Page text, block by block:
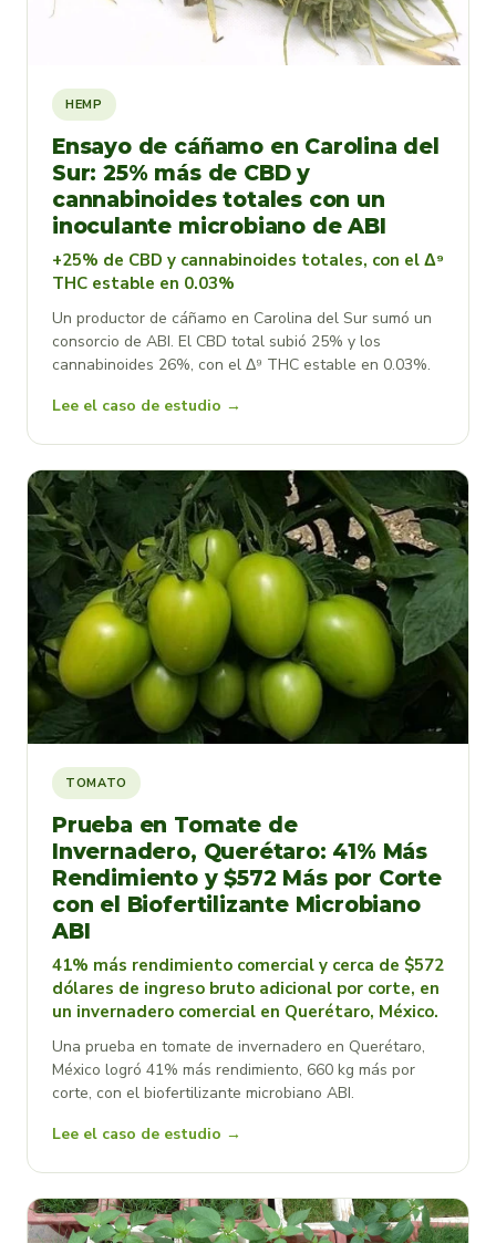
HEMP
Ensayo de cáñamo en Carolina del
Sur: 25% más de CBD y
cannabinoides totales con un
inoculante microbiano de ABI
+25% de CBD y cannabinoides totales, con el Δ⁹
THC estable en 0.03%
Un productor de cáñamo en Carolina del Sur sumó un
consorcio de ABI. El CBD total subió 25% y los
cannabinoides 26%, con el Δ⁹ THC estable en 0.03%.
Lee el caso de estudio →
TOMATO
Prueba en Tomate de
Invernadero, Querétaro: 41% Más
Rendimiento y $572 Más por Corte
con el Biofertilizante Microbiano
ABI
41% más rendimiento comercial y cerca de $572
dólares de ingreso bruto adicional por corte, en
un invernadero comercial en Querétaro, México.
Una prueba en tomate de invernadero en Querétaro,
México logró 41% más rendimiento, 660 kg más por
corte, con el biofertilizante microbiano ABI.
Lee el caso de estudio →